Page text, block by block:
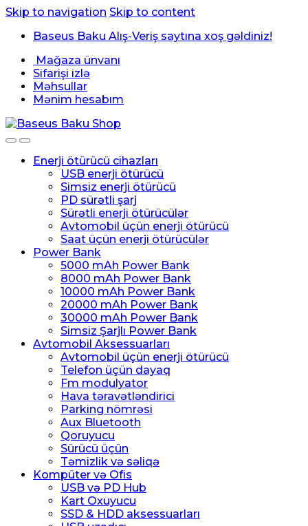
Skip to navigation Skip to content
Baseus Baku Alış-Veriş saytına xoş gəldiniz!
Mağaza ünvanı
Sifarişi izlə
Məhsullar
Mənim hesabım
Enerji ötürücü cihazları
USB enerji ötürücü
Simsiz enerji ötürücü
PD sürətli şarj
Sürətli enerji ötürücülər
Avtomobil üçün enerji ötürücü
Saat üçün enerji ötürücülər
Power Bank
5000 mAh Power Bank
8000 mAh Power Bank
10000 mAh Power Bank
20000 mAh Power Bank
30000 mAh Power Bank
Simsiz Şarjlı Power Bank
Avtomobil Aksessuarları
Avtomobil üçün enerji ötürücü
Telefon üçün dayaq
Fm modulyator
Hava təravətləndirici
Parking nömrəsi
Aux Bluetooth
Qoruyucu
Sürücü üçün
Təmizlik və səliqə
Kompüter və Ofis
USB və PD Hub
Kart Oxuyucu
SSD & HDD aksessuarları